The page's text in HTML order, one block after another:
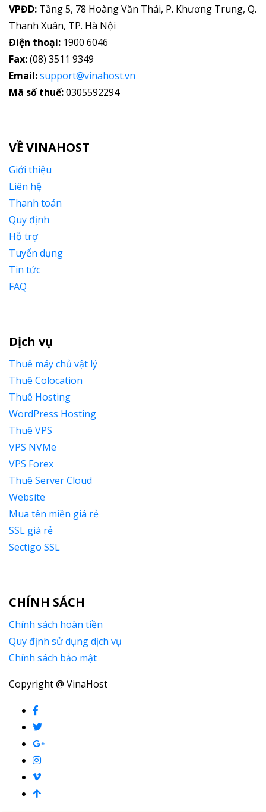
VPĐD: Tầng 5, 78 Hoàng Văn Thái, P. Khương Trung, Q.
Thanh Xuân, TP. Hà Nội
Điện thoại: 1900 6046
Fax:(08) 3511 9349
Email:support@vinahost.vn
Mã số thuế:0305592294
VỀ VINAHOST
Giới thiệu
Liên hệ
Thanh toán
Quy định
Hỗ trợ
Tuyển dụng
Tin tức
FAQ
Dịch vụ
Thuê máy chủ vật lý
Thuê Colocation
Thuê Hosting
WordPress Hosting
Thuê VPS
VPS NVMe
VPS Forex
Thuê Server Cloud
Website
Mua tên miền giá rẻ
SSL giá rẻ
Sectigo SSL
CHÍNH SÁCH
Chính sách hoàn tiền
Quy định sử dụng dịch vụ
Chính sách bảo mật
Copyright @ VinaHost